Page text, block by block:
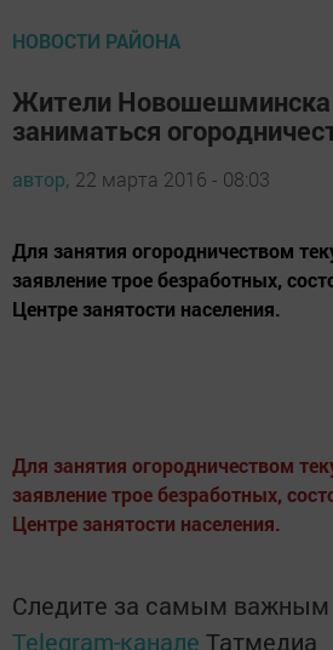
НОВОСТИ РАЙОНА
Жители Новошешминска
заниматься
автор, 22 марта 2016 - 08:03
Для занятия огородничеством
заявление трое безработных,
Центре занятости населения.
Для занятия огородничеством
заявление трое безработных,
Центре занятости населения.
Следите за самым важным
Telegram-канале Татмедиа